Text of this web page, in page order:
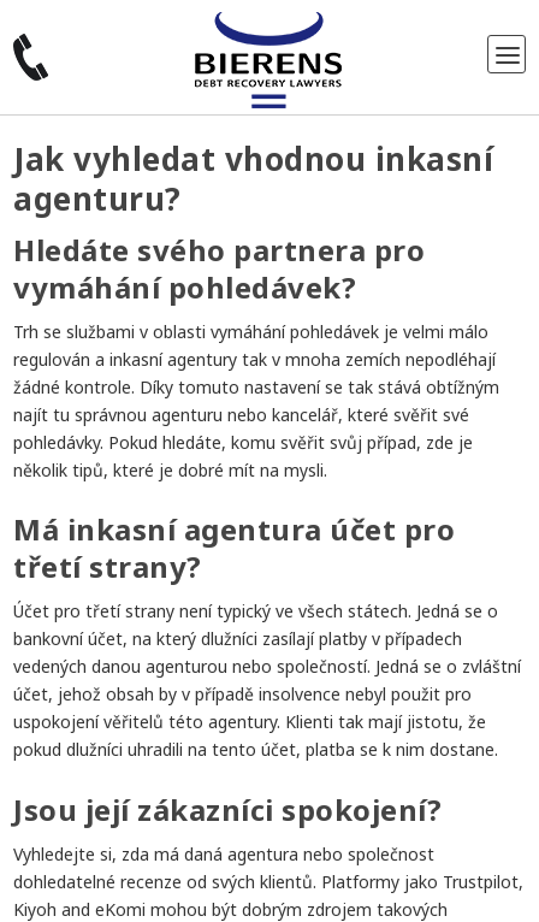
Jak vyhledat vhodnou inkasní
agenturu?
Hledáte svého partnera pro
vymáhání pohledávek?
Trh se službami v oblasti vymáhání pohledávek je velmi málo
regulován a inkasní agentury tak v mnoha zemích nepodléhají
žádné kontrole. Díky tomuto nastavení se tak stává obtížným
najít tu správnou agenturu nebo kancelář, které svěřit své
pohledávky. Pokud hledáte, komu svěřit svůj případ, zde je
několik tipů, které je dobré mít na mysli.
Má inkasní agentura účet pro
třetí strany?
Účet pro třetí strany není typický ve všech státech. Jedná se o
bankovní účet, na který dlužníci zasílají platby v případech
vedených danou agenturou nebo společností. Jedná se o zvláštní
účet, jehož obsah by v případě insolvence nebyl použit pro
uspokojení věřitelů této agentury. Klienti tak mají jistotu, že
pokud dlužníci uhradili na tento účet, platba se k nim dostane.
Jsou její zákazníci spokojení?
Vyhledejte si, zda má daná agentura nebo společnost
dohledatelné recenze od svých klientů. Platformy jako Trustpilot,
Kiyoh and eKomi mohou být dobrým zdrojem takových